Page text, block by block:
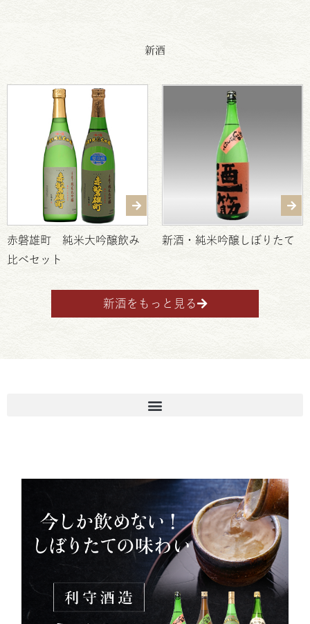
新酒
赤磐雄町 純米大吟醸飲み
比べセット
新酒・純米吟醸しぼりたて
新酒をもっと見る